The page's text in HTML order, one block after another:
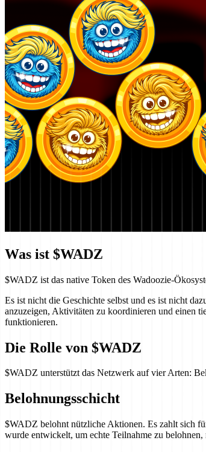
Was ist $WADZ
$WADZ ist das native Token des Wadoozie-
Es ist nicht die Geschichte selbst und es ist nicht
anzuzeigen, Aktivitäten zu koordinieren und einen
funktionieren.
Die Rolle von $WADZ
$WADZ unterstützt das Netzwerk auf vier Arten:
Belohnungsschicht
$WADZ belohnt nützliche Aktionen. Es zahlt sich
wurde entwickelt, um echte Teilnahme zu